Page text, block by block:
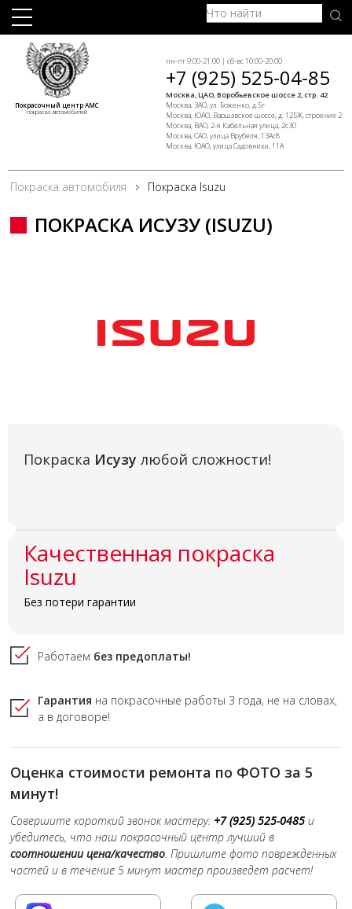
Покрасочный центр АМС
покраска автомобилей
пн-пт 9:00-21:00 | сб-вс 10:00-20:00
+7 (925) 525-04-85
Москва, ЦАО, Воробьевское шоссе 2, стр. 42
Москва, ЗАО, ул. Боженко, д.5г
Москва, ЮАО, Варшавское шоссе, д. 125Ж, строение 2
Москва, ВАО, 2-я Кабельная улица, 2с30
Москва, САО, улица Врубеля, 13Ас8
Москва, ЮАО, улица Садовники, 11А
Покраска автомобиля Покраска Isuzu
ПОКРАСКА ИСУЗУ (ISUZU)
Покраска Исузу любой сложности!
Качественная покраска
Isuzu
Без потери гарантии
Работаем без предоплаты!
Гарантия на покрасочные работы 3 года, не на словах,
а в договоре!
Оценка стоимости ремонта по ФОТО за 5
минут!
Совершите короткий звонок мастеру: +7 (925) 525-0485 и
убедитесь, что наш покрасочный центр лучший в
соотношении цена/качество. Пришлите фото поврежденных
частей и в течение 5 минут мастер произведет расчет!